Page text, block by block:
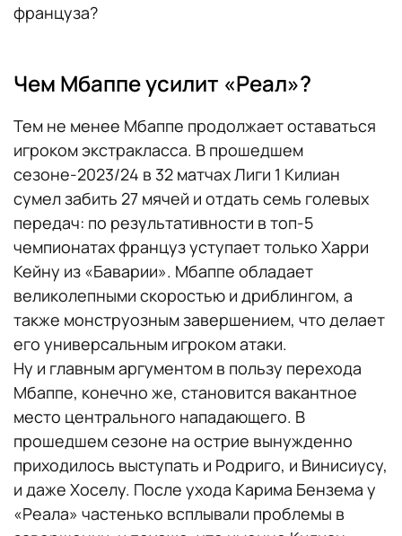
француза?
Чем Мбаппе усилит «Реал»?
Тем не менее Мбаппе продолжает оставаться
игроком экстракласса. В прошедшем
сезоне-2023/24 в 32 матчах Лиги 1 Килиан
сумел забить 27 мячей и отдать семь голевых
передач: по результативности в топ-5
чемпионатах француз уступает только Харри
Кейну из «Баварии». Мбаппе обладает
великолепными скоростью и дриблингом, а
также монструозным завершением, что делает
его универсальным игроком атаки.
Ну и главным аргументом в пользу перехода
Мбаппе, конечно же, становится вакантное
место центрального нападающего. В
прошедшем сезоне на острие вынужденно
приходилось выступать и Родриго, и Винисиусу,
и даже Хоселу. После ухода Карима Бензема у
«Реала» частенько всплывали проблемы в